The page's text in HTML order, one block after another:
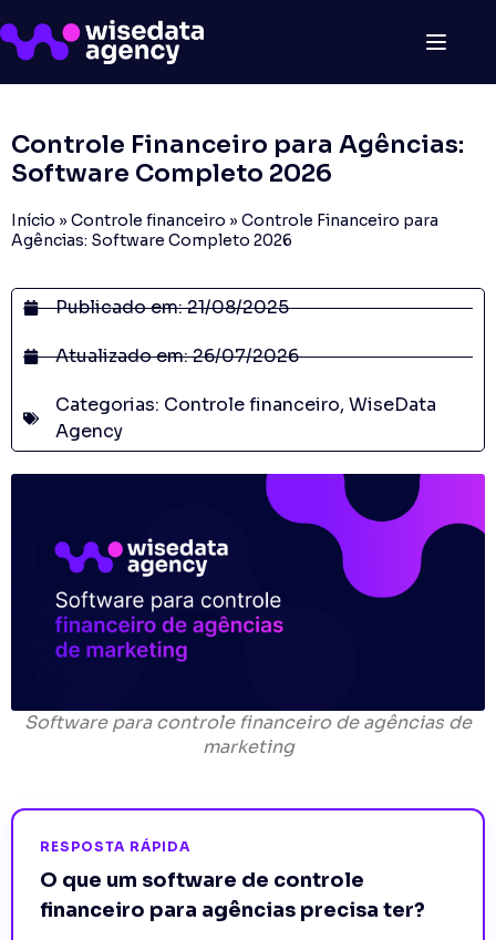
Controle Financeiro para Agências:
Software Completo 2026
Início » Controle financeiro » Controle Financeiro para
Agências: Software Completo 2026
Publicado em:21/08/2025
Atualizado em: 26/07/2026
Categorias: Controle financeiro, WiseData
Agency
Software para controle financeiro de agências de
marketing
RESPOSTA RÁPIDA
O que um software de controle
financeiro para agências precisa ter?